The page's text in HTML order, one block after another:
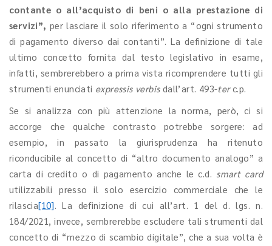
contante o all’acquisto di beni o alla prestazione di
servizi”, per lasciare il solo riferimento a “ogni strumento
di pagamento diverso dai contanti”. La definizione di tale
ultimo concetto fornita dal testo legislativo in esame,
infatti, sembrerebbero a prima vista ricomprendere tutti gli
strumenti enunciati expressis verbisdall’art. 493-terc.p.
Se si analizza con più attenzione la norma, però, ci si
accorge che qualche contrasto potrebbe sorgere: ad
esempio, in passato la giurisprudenza ha ritenuto
riconducibile al concetto di “altro documento analogo” a
carta di credito o di pagamento anche le c.d. smart card
utilizzabili presso il solo esercizio commerciale che le
rilascia[10]. La definizione di cui all’art. 1 del d. lgs. n.
184/2021, invece, sembrerebbe escludere tali strumenti dal
concetto di “mezzo di scambio digitale”, che a sua volta è